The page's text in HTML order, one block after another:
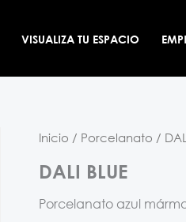
VISUALIZA TU ESPACIO
Inicio / Porcelanato /
DALI BLUE
Porcelanato azul